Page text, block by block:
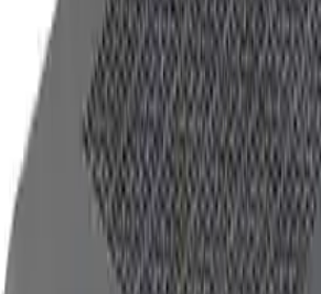
Fiyat Bilgileri
Farklı platformlardaki fiyat trendleri
Hepsiburada 🛍️Trendyol
Seçili Platform: Hepsiburada
ℹ️ Sadece Hepsiburada'da fiyat mevcut
Gün başına✗ Hafta başına✗ Ay başına✗
Yıl Başına Fiyatlar